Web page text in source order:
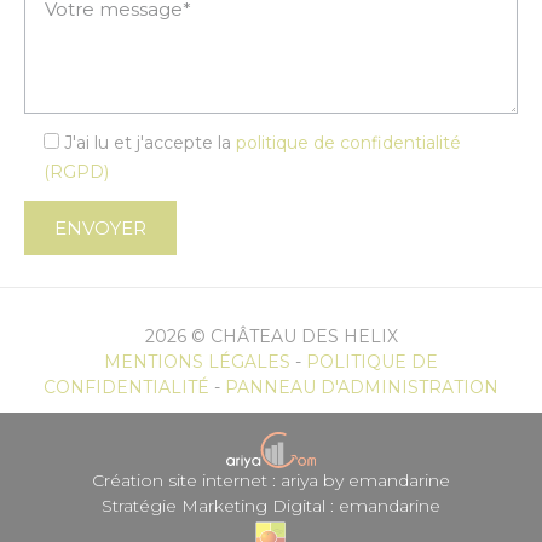
J'ai lu et j'accepte la politique de confidentialité
(RGPD)
2026 © CHÂTEAU DES HELIX
MENTIONS LÉGALES - POLITIQUE DE
CONFIDENTIALITÉ - PANNEAU D'ADMINISTRATION
Création site internet : ariya by emandarine
Stratégie Marketing Digital : emandarine